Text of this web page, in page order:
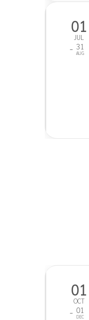
01
JUL
- 31
AUG
01
OCT
- 01
DEC